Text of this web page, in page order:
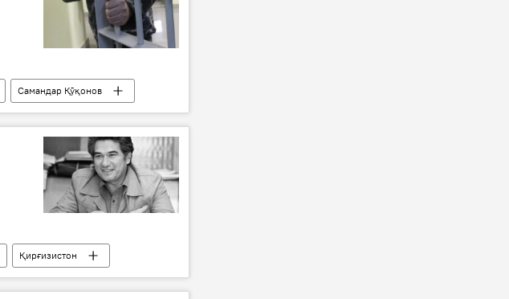
Самандар Қӯқонов
Қирғизистон